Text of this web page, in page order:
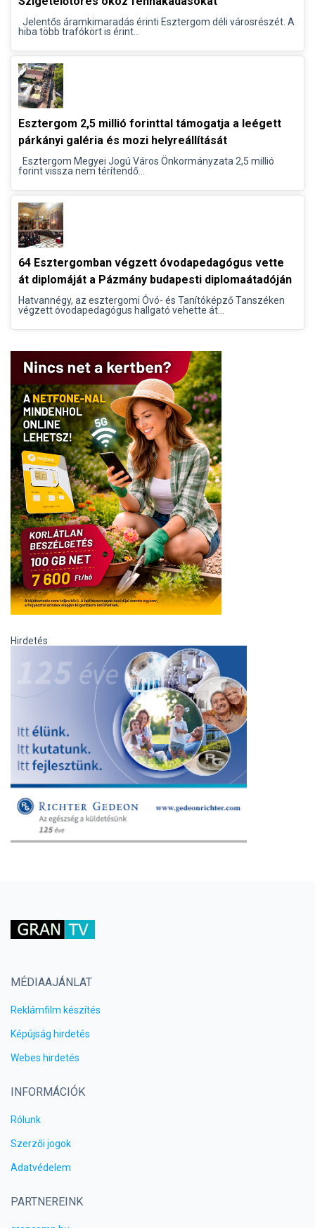
Jelentős áramkimaradás érinti Esztergom déli városrészét. A
hiba több trafókört is érint...
Esztergom 2,5 millió forinttal támogatja a leégett
párkányi galéria és mozi helyreállítását
Esztergom Megyei Jogú Város Önkormányzata 2,5 millió
forint vissza nem térítendő...
64 Esztergomban végzett óvodapedagógus vette
át diplomáját a Pázmány budapesti diplomaátadóján
Hatvannégy, az esztergomi Óvó- és Tanítóképző Tanszéken
végzett óvodapedagógus hallgató vehette át...
Hirdetés
MÉDIAAJÁNLAT
Reklámfilm készítés
Képújság hirdetés
Webes hirdetés
INFORMÁCIÓK
Rólunk
Szerzői jogok
Adatvédelem
PARTNEREINK